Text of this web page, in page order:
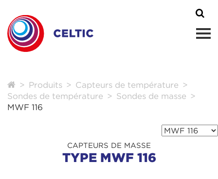
Produits
Capteurs de température
Sondes de température
Sondes de masse
MWF 116
CAPTEURS DE MASSE
TYPE MWF 116